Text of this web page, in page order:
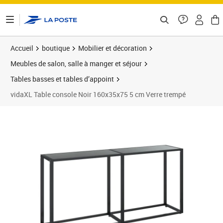
Accueil boutique
Mobilier et décoration
Meubles de salon, salle à manger et séjour
Tables basses et tables d’appoint
vidaXL Table console Noir 160x35x75 5 cm Verre trempé